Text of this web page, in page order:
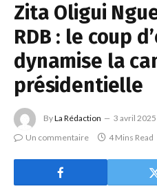
Zita Oligui
RDB : le coup
dynamise la
présidentielle
ByLa Rédaction 3 avril 2025
Un commentaire
4 Mins Read